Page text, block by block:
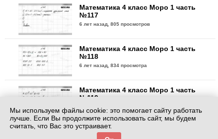
Математика 4 класс Моро 1 часть
№117
6 лет назад,805 просмотров
Математика 4 класс Моро 1 часть
№118
6 лет назад,834 просмотра
Математика 4 класс Моро 1 часть
№119
Математика 4 класс Моро 1 часть
Мы используем файлы cookie: это помогает сайту работать
лучше. Если Вы продолжите использовать сайт, мы будем
считать, что Вас это устраивает.